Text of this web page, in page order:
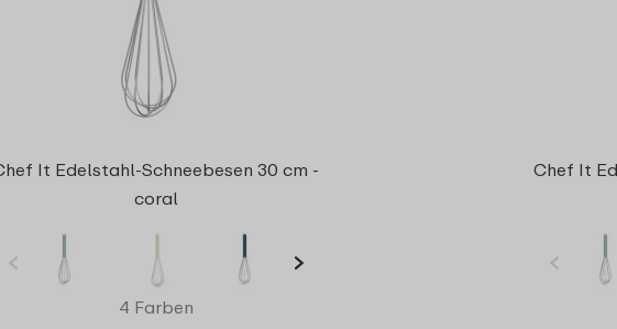
It Edelstahl-Schneebesen 30 cm -
coral
4 Farben
Chef It